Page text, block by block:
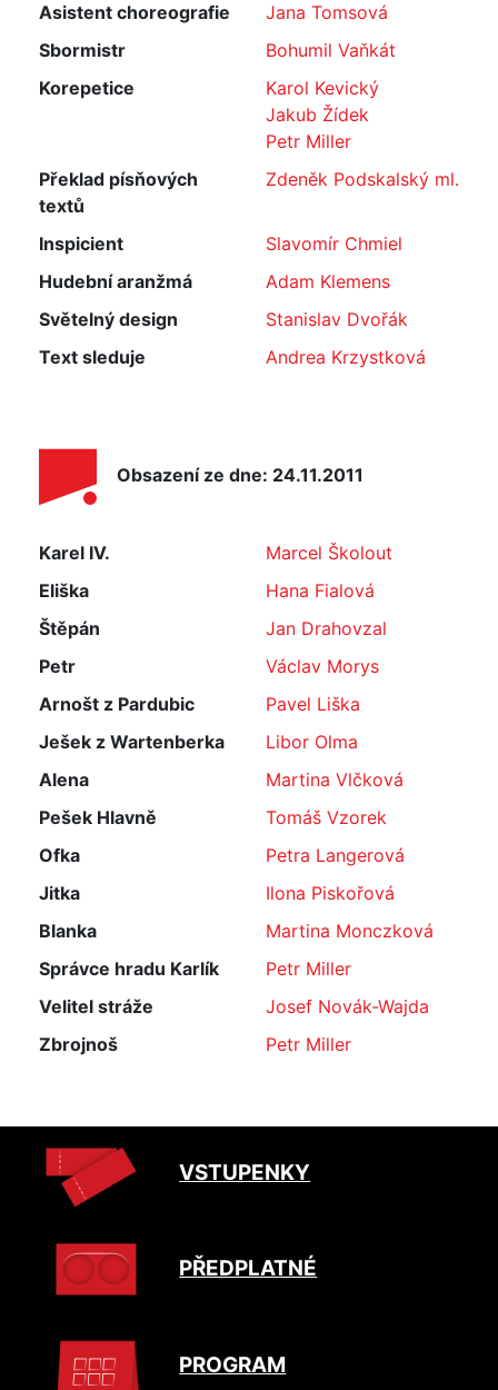
Asistent choreografie
Jana Tomsová
Sbormistr
Bohumil Vaňkát
Korepetice
Karol Kevický
Jakub Žídek
Petr Miller
Překlad písňových
textů
Zdeněk Podskalský ml.
Inspicient
Slavomír Chmiel
Hudební aranžmá
Adam Klemens
Světelný design
Stanislav Dvořák
Text sleduje
Andrea Krzystková
Obsazení ze dne: 24.11.2011
Karel IV.
Marcel Školout
Eliška
Hana Fialová
Štěpán
Jan Drahovzal
Petr
Václav Morys
Arnošt z Pardubic
Pavel Liška
Ješek z Wartenberka
Libor Olma
Alena
Martina Vlčková
Pešek Hlavně
Tomáš Vzorek
Ofka
Petra Langerová
Jitka
Ilona Piskořová
Blanka
Martina Monczková
Správce hradu Karlík
Petr Miller
Velitel stráže
Josef Novák-Wajda
Zbrojnoš
Petr Miller
VSTUPENKY
PŘEDPLATNÉ
PROGRAM